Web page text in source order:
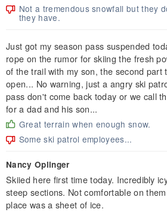
Not a tremendous snowfall but they
they have.
Just got my season pass suspended
rope on the rumor for skiing the fresh
of the trail with my son, the second part
open... No warning, just a angry ski
pass don't come back today or we call
for a dad and his son...
Great terrain when enough snow.
Some ski patrol employees...
Nancy Oplinger
Skiied here first time today. Incredibly
steep sections. Not comfortable on
place was a sheet of ice.